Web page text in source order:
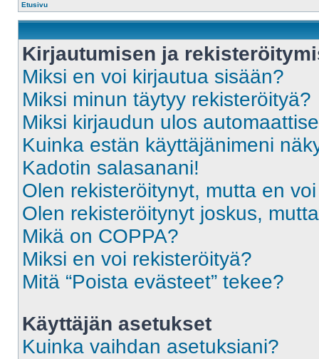
Etusivu
Kirjautumisen ja
Miksi en voi kirjautua sisään?
Miksi minun täytyy rekisteröityä?
Miksi kirjaudun ulos
Kuinka estän käyttäjänimeni
Kadotin salasanani!
Olen rekisteröitynyt, mutta en
Olen rekisteröitynyt joskus,
Mikä on COPPA?
Miksi en voi rekisteröityä?
Mitä “Poista evästeet” tekee?
Käyttäjän asetukset
Kuinka vaihdan asetuksiani?